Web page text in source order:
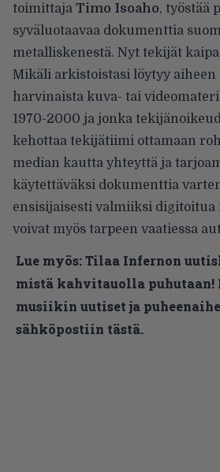
toimittaja Timo Isoaho, työstää
syväluotaavaa dokumenttia
metalliskenestä. Nyt tekijät
Mikäli arkistoistasi löytyy
harvinaista kuva- tai
1970-2000 ja jonka
kehottaa tekijätiimi ottamaan
median kautta yhteyttä ja
käytettäväksi dokumenttia
ensisijaisesti valmiiksi digitoitua
voivat myös tarpeen vaatiessa
Lue myös:Tilaa Infernon
mistä kahvitauolla puhutaan!
musiikin uutiset ja
sähköpostiin tästä.